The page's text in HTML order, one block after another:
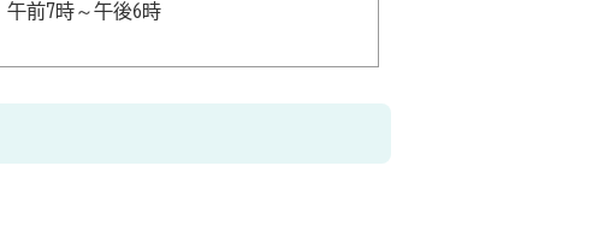
午前7時～午後6時